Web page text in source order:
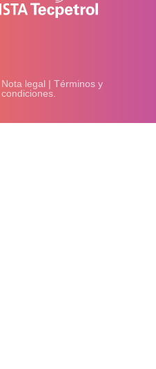
Nota legal | Términos y
condiciones.